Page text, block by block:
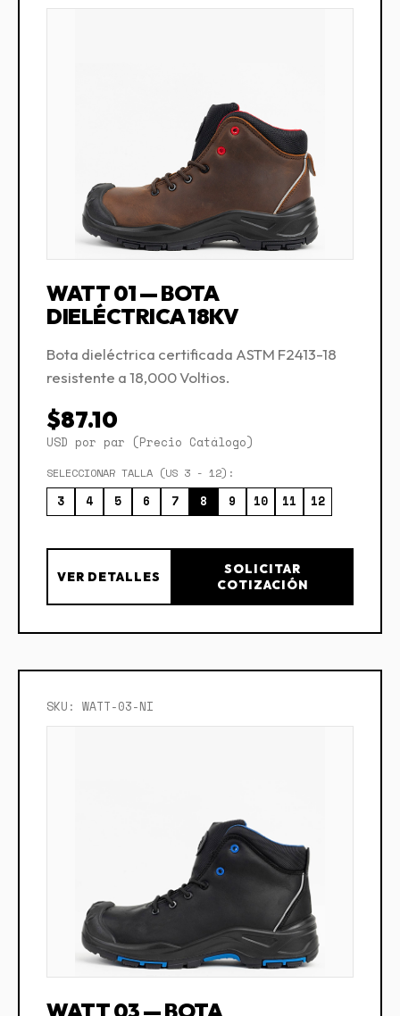
WATT 01 — BOTA
DIELÉCTRICA 18KV
Bota dieléctrica certificada ASTM F2413-18
resistente a 18,000 Voltios.
$87.10
USD por par (Precio Catálogo)
SELECCIONAR TALLA (US 3 - 12):
3 4 5 6 7 8 9 10 11 12
VER DETALLES
SOLICITAR
COTIZACIÓN
SKU: WATT-03-NI
WATT 03 — BOTA